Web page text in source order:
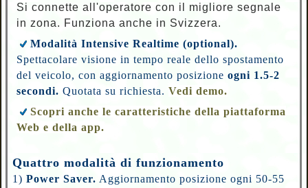
Si connette all'operatore con il migliore segnale
in zona. Funziona anche in Svizzera.
Modalità Intensive Realtime (optional).
Spettacolare visione in tempo reale dello spostamento
del veicolo, con aggiornamento posizioneogni 1.5-2
secondi.Quotata su richiesta.Vedi demo.
Scopri anche le caratteristiche della piattaforma
Web e della app.
Quattro modalità di funzionamento
1)Power Saver. Aggiornamento posizione ogni 50-55